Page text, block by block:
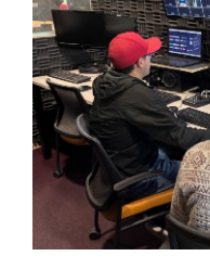
Estudiantes
Académicos
Funcionarios
Alumni
English